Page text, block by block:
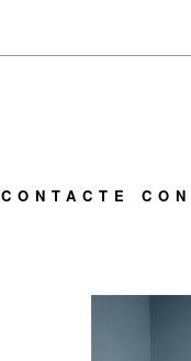
CONTACTE